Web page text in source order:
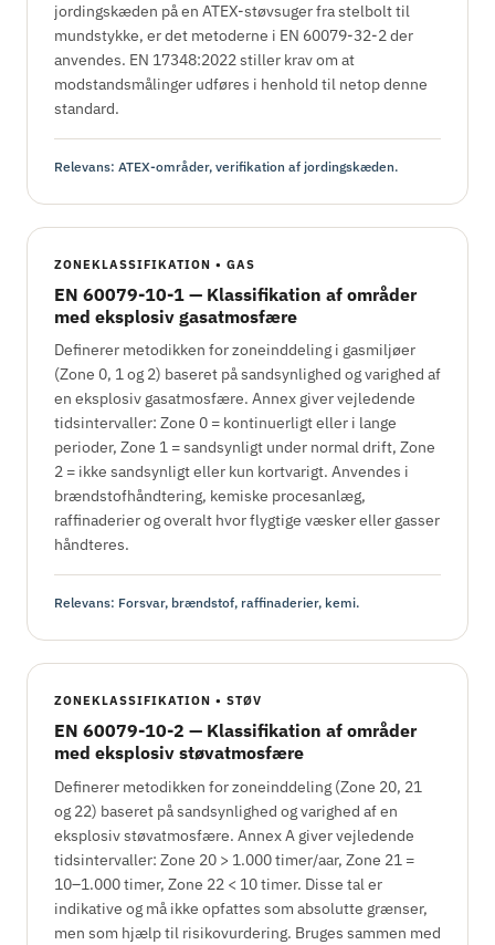
jordingskæden på en ATEX-støvsuger fra stelbolt til
mundstykke, er det metoderne i EN 60079-32-2 der
anvendes. EN 17348:2022 stiller krav om at
modstandsmålinger udføres i henhold til netop denne
standard.
Relevans: ATEX-områder, verifikation af jordingskæden.
ZONEKLASSIFIKATION • GAS
EN 60079-10-1 — Klassifikation af områder
med eksplosiv gasatmosfære
Definerer metodikken for zoneinddeling i gasmiljøer
(Zone 0, 1 og 2) baseret på sandsynlighed og varighed af
en eksplosiv gasatmosfære. Annex giver vejledende
tidsintervaller: Zone 0 = kontinuerligt eller i lange
perioder, Zone 1 = sandsynligt under normal drift, Zone
2 = ikke sandsynligt eller kun kortvarigt. Anvendes i
brændstofhåndtering, kemiske procesanlæg,
raffinaderier og overalt hvor flygtige væsker eller gasser
håndteres.
Relevans: Forsvar, brændstof, raffinaderier, kemi.
ZONEKLASSIFIKATION • STØV
EN 60079-10-2 — Klassifikation af områder
med eksplosiv støvatmosfære
Definerer metodikken for zoneinddeling (Zone 20, 21
og 22) baseret på sandsynlighed og varighed af en
eksplosiv støvatmosfære. Annex A giver vejledende
tidsintervaller: Zone 20 > 1.000 timer/aar, Zone 21 =
10–1.000 timer, Zone 22 < 10 timer. Disse tal er
indikative og må ikke opfattes som absolutte grænser,
men som hjælp til risikovurdering. Bruges sammen med